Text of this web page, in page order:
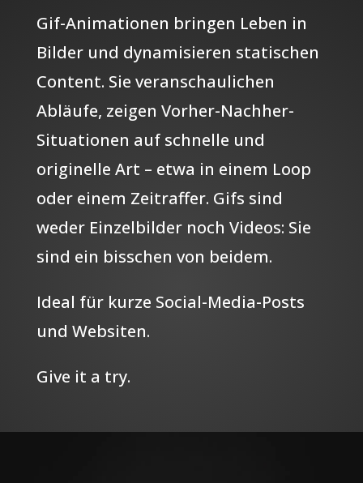
Gif-Animationen bringen Leben in
Bilder und dynamisieren statischen
Content. Sie veranschaulichen
Abläufe, zeigen Vorher-Nachher-
Situationen auf schnelle und
originelle Art – etwa in einem Loop
oder einem Zeitraffer. Gifs sind
weder Einzelbilder noch Videos: Sie
sind ein bisschen von beidem.
Ideal für kurze Social-Media-Posts
und Websiten.
Give it a try.